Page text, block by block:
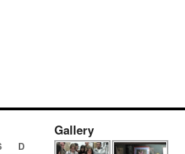
D
Gallery